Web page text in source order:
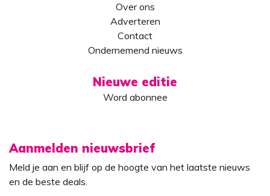
Over ons
Adverteren
Contact
Ondernemend nieuws
Nieuwe editie
Word abonnee
Aanmelden nieuwsbrief
Meld je aan en blijf op de hoogte van het laatste nieuws
en de beste deals.